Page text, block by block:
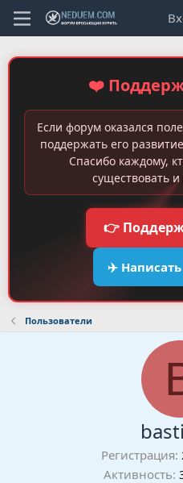
❤️
Если форум оказался
поддержать его
Спасибо каждому,
существовать
👉
✈️
Пользователи
Регистрация
Активность